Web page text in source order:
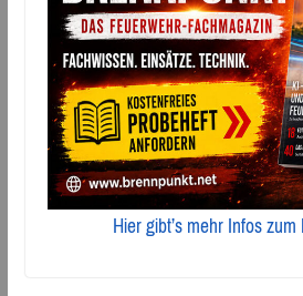
Hier gibt’s mehr Infos